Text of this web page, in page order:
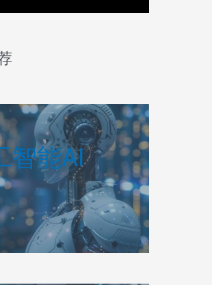
智能AI